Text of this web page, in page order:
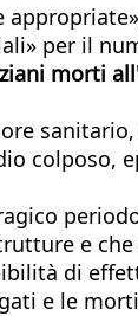
per il
morti
colposo,
e
di
e le